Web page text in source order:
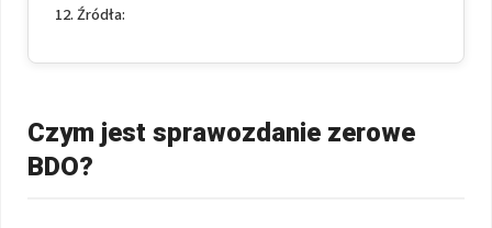
Źródła:
Czym jest sprawozdanie zerowe
BDO?